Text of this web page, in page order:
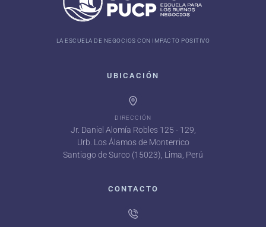
LA ESCUELA DE NEGOCIOS CON IMPACTO POSITIVO
UBICACIÓN
DIRECCIÓN
Jr. Daniel Alomía Robles 125 - 129,
Urb. Los Álamos de Monterrico
Santiago de Surco (15023), Lima, Perú
CONTACTO